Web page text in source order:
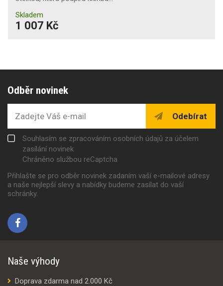
Skladem
1 007 Kč
Odběr novinek
Odebírat
Souhlasím se zpracováním osobních údajů za účelem
zasílání novinek
Chráněno službou reCaptcha
Přihlašte se pro odběr novinek zadaním vaší e-mailové adresy
a naše nejlepší slevy a nabídky budeme zasílat do vaší
schránky.
Naše výhody
Doprava zdarma nad 2.000 Kč